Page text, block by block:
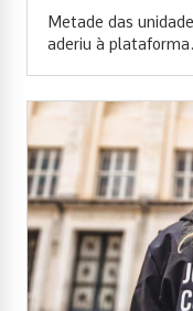
Metade das
aderiu à